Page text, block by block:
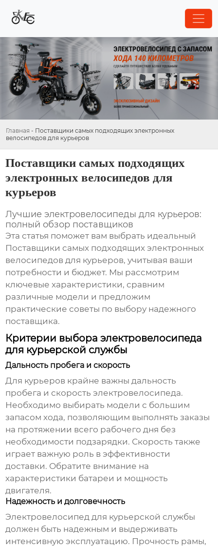
Главная - Поставщики самых подходящих электронных
велосипедов для курьеров
Поставщики самых подходящих
электронных велосипедов для
курьеров
Лучшие электровелосипеды для курьеров:
полный обзор поставщиков
Эта статья поможет вам выбрать идеальный
Поставщики самых подходящих электронных
велосипедов для курьеров, учитывая ваши
потребности и бюджет. Мы рассмотрим
ключевые характеристики, сравним
различные модели и предложим
практические советы по выбору надежного
поставщика.
Критерии выбора электровелосипеда
для курьерской службы
Дальность пробега и скорость
Для курьеров крайне важны дальность
пробега и скорость электровелосипеда.
Необходимо выбирать модели с большим
запасом хода, позволяющим выполнять заказы
на протяжении всего рабочего дня без
необходимости подзарядки. Скорость также
играет важную роль в эффективности
доставки. Обратите внимание на
характеристики батареи и мощность
двигателя.
Надежность и долговечность
Электровелосипед для курьерской службы
должен быть надежным и выдерживать
интенсивную эксплуатацию. Прочность рамы,